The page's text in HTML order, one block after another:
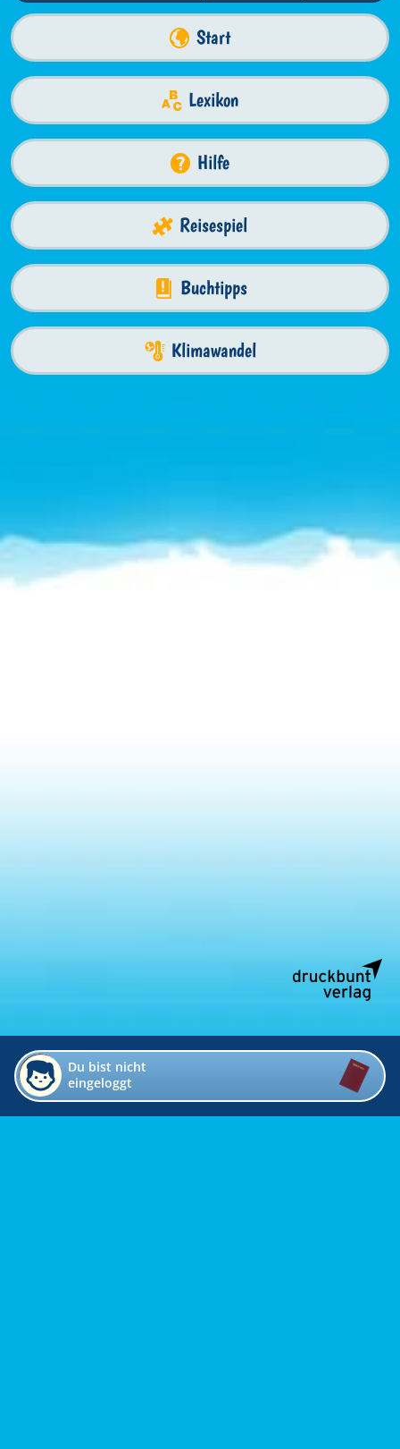
Start
Lexikon
Hilfe
Reisespiel
Buchtipps
Klimawandel
Du bist nicht
eingeloggt